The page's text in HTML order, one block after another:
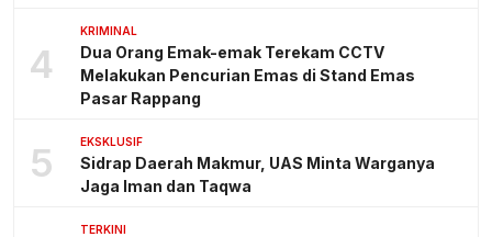
4
KRIMINAL
Dua Orang Emak-emak Terekam CCTV
Melakukan Pencurian Emas di Stand Emas
Pasar Rappang
5 EKSKLUSIF
Sidrap Daerah Makmur, UAS Minta Warganya
Jaga Iman dan Taqwa
TERKINI